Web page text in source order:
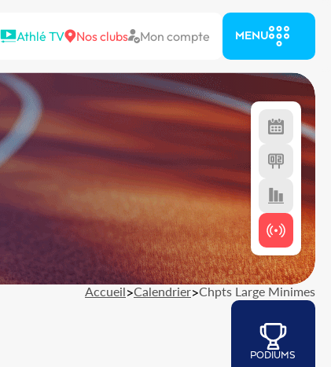
Athlé TV Nos clubs Mon compte MENU
Accueil>Calendrier>Chpts Large Minimes
PODIUMS